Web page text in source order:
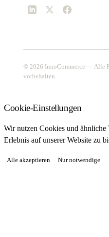
© 2026 InnoCommerce — Alle
vorbehalten.
Cookie-Einstellungen
Wir nutzen Cookies und ähnliche
Erlebnis auf unserer Website zu
Alle akzeptieren Nur notwendige